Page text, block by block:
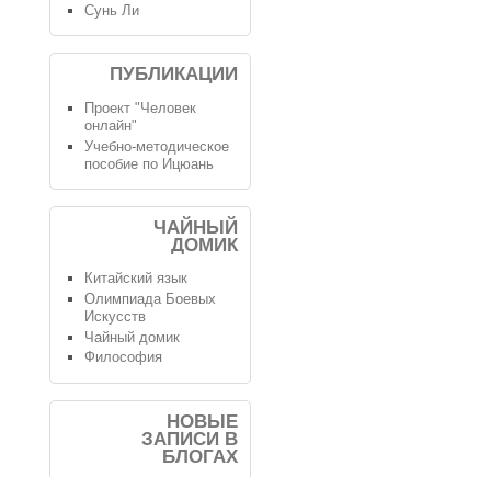
Сунь Ли
ПУБЛИКАЦИИ
Проект "Человек
онлайн"
Учебно-методическое
пособие по Ицюань
ЧАЙНЫЙ
ДОМИК
Китайский язык
Олимпиада Боевых
Искусств
Чайный домик
Философия
НОВЫЕ
ЗАПИСИ В
БЛОГАХ